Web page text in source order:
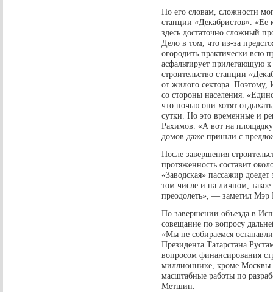
По его словам, сложности
станции «Декабристов». «Ее
здесь достаточно сложный
Дело в том, что из-за
огородить практически всю
асфальтирует прилегающую
строительство станции
от жилого сектора.
со стороны населения.
что ночью они хотят
сутки. Но это временные и
Рахимов. «А вот на
домов даже пришли с
После завершения
протяженность составит
«Заводская» пассажир
том числе и на личном, такое
преодолеть», — заметил Мэр
По завершении объезда в
совещание по вопросу
«Мы не собираемся
Президента Татарстана
вопросом финансирования
миллионнике, кроме Москвы
масштабные работы по
Метшин.